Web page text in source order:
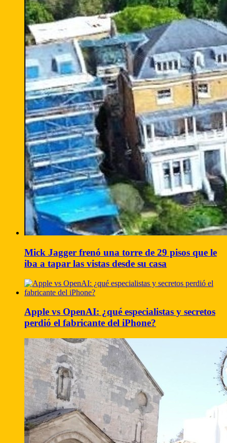
Mick Jagger frenó una torre de 29 pisos que le
iba a tapar las vistas desde su casa
Apple vs OpenAI: ¿qué especialistas y secretos
perdió el fabricante del iPhone?